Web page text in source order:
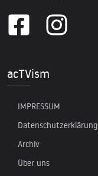
acTVism
IMPRESSUM
Datenschutzerklärung
Archiv
Über uns